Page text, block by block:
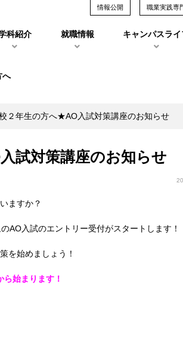
情報公開 職業実践専
科紹介 就職情報 キャンパスライ
へ
２年生の方へ★AO入試対策講座のお知らせ
試対策講座のお知らせ
ますか？
AO入試のエントリー受付がスタートします！
を始めましょう！
始まります！